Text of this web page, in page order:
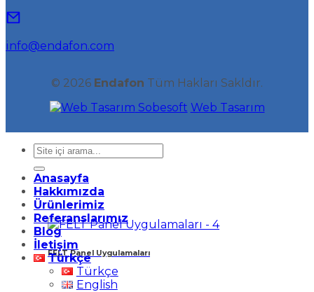
FELT Panel Uygulamaları
info@endafon.com
© 2026 Endafon Tüm Hakları Sakldır.
Sobesoft Web Tasarım
Ara:
Anasayfa
Hakkımızda
Ürünlerimiz
Referanslarımız
Blog
İletişim
Türkçe
Türkçe
English